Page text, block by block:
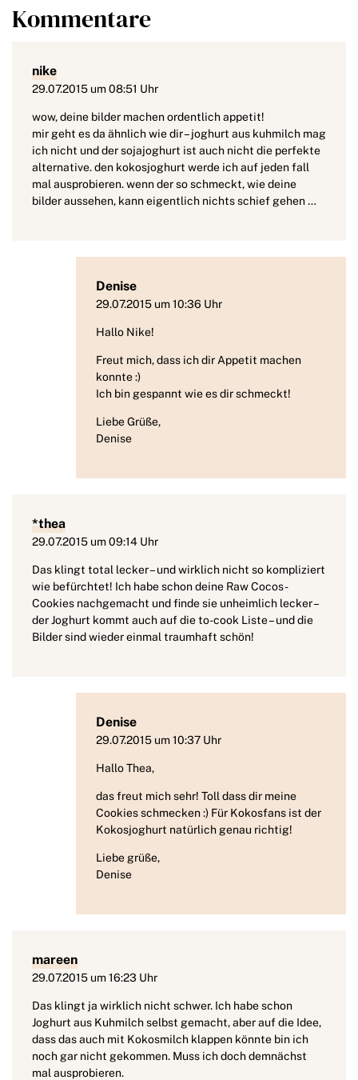
Kommentare
nike
29.07.2015 um 08:51 Uhr
wow, deine bilder machen ordentlich appetit!
mir geht es da ähnlich wie dir – joghurt aus kuhmilch mag
ich nicht und der sojajoghurt ist auch nicht die perfekte
alternative. den kokosjoghurt werde ich auf jeden fall
mal ausprobieren. wenn der so schmeckt, wie deine
bilder aussehen, kann eigentlich nichts schief gehen …
Denise
29.07.2015 um 10:36 Uhr
Hallo Nike!
Freut mich, dass ich dir Appetit machen
konnte :)
Ich bin gespannt wie es dir schmeckt!
Liebe Grüße,
Denise
*thea
29.07.2015 um 09:14 Uhr
Das klingt total lecker – und wirklich nicht so kompliziert
wie befürchtet! Ich habe schon deine Raw Cocos-
Cookies nachgemacht und finde sie unheimlich lecker –
der Joghurt kommt auch auf die to-cook Liste – und die
Bilder sind wieder einmal traumhaft schön!
Denise
29.07.2015 um 10:37 Uhr
Hallo Thea,
das freut mich sehr! Toll dass dir meine
Cookies schmecken :) Für Kokosfans ist der
Kokosjoghurt natürlich genau richtig!
Liebe grüße,
Denise
mareen
29.07.2015 um 16:23 Uhr
Das klingt ja wirklich nicht schwer. Ich habe schon
Joghurt aus Kuhmilch selbst gemacht, aber auf die Idee,
dass das auch mit Kokosmilch klappen könnte bin ich
noch gar nicht gekommen. Muss ich doch demnächst
mal ausprobieren.